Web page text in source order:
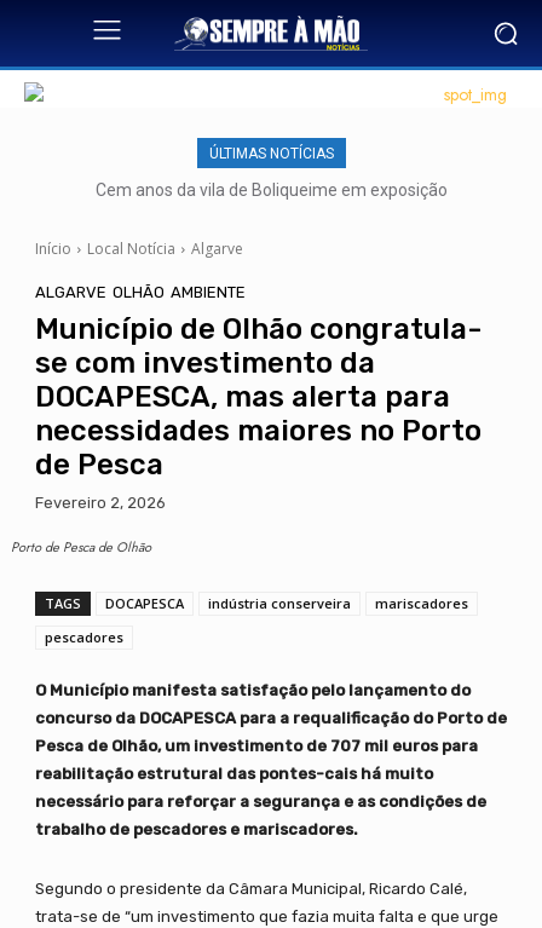
ÚLTIMAS NOTÍCIAS
Cem anos da vila de Boliqueime em exposição
Início Local Notícia Algarve
ALGARVE OLHÃO AMBIENTE
Município de Olhão congratula-
se com investimento da
DOCAPESCA, mas alerta para
necessidades maiores no Porto
de Pesca
Fevereiro 2, 2026
Porto de Pesca de Olhão
TAGS DOCAPESCA indústria conserveira
mariscadores
pescadores
O Município manifesta satisfação pelo lançamento do
concurso da DOCAPESCA para a requalificação do Porto de
Pesca de Olhão, um investimento de 707 mil euros para
reabilitação estrutural das pontes-cais há muito
necessário para reforçar a segurança e as condições de
trabalho de pescadores e mariscadores.
Segundo o presidente da Câmara Municipal, Ricardo Calé,
trata-se de “um investimento que fazia muita falta e que urge